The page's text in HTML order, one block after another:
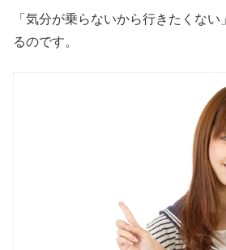
「気分が乗らないから行きたくな
るのです。